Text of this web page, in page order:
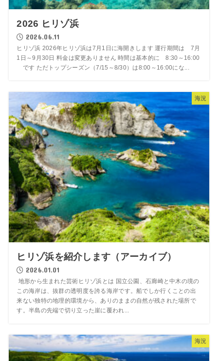
2026 ヒリゾ浜
2026.06.11
ヒリゾ浜 2026年ヒリゾ浜は7月1日に海開きします 運行期間は 7月
1日～9月30日 料金は変更ありません 時間は基本的に 8:30～16:00
です ただトップシーズン（7/15～8/30）は8:00～16:00にな...
海況
ヒリゾ浜を紹介します（アーカイブ）
2026.01.01
地形から生まれた芸術ヒリゾ浜とは 国立公園、石廊崎と中木の境の
この海岸は、抜群の透明度を誇る海岸です。船でしか行くことの出
来ない独特の地理的環境から、ありのままの自然が残された場所で
す。半島の先端で切り立った崖に覆われ...
海況